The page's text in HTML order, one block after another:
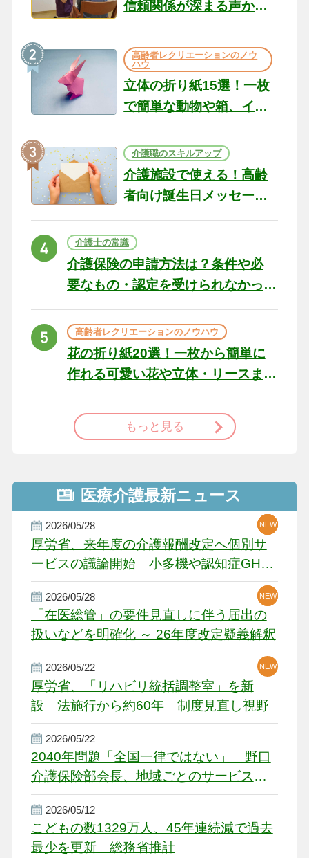
信頼関係が深まる声かけ
の現場から（22）
高齢者レクリエーションのノウ
ハウ
立体の折り紙15選！一枚
で簡単な動物や箱、イン
介護職のスキルアップ
介護施設で使える！高齢
者向け誕生日メッセージ
ト
介護士の常識
介護保険の申請方法は？条件や必
要なもの・認定を受けられなかっ
高齢者レクリエーションのノウハウ
花の折り紙20選！一枚から簡単に
作れる可愛い花や立体・リースま
もっと見る
医療介護最新ニュース
2026/05/28
厚労省、来年度の介護報酬改定へ個別サ
ービスの議論開始 小多機や認知症GH、
厳しい経営環境に危機感
NEW
NEW
NEW
2026/05/28
「在医総管」の要件見直しに伴う届出の
扱いなどを明確化 ～ 26年度改定疑義解釈
NEW
NEW
2026/05/22
厚労省、「リハビリ統括調整室」を新
設 法施行から約60年 制度見直し視野
NEW
2026/05/22
2040年問題「全国一律ではない」 野口
介護保険部会長、地域ごとのサービス基
盤整備を促す
2026/05/12
こどもの数1329万人、45年連続減で過去
最少を更新 総務省推計